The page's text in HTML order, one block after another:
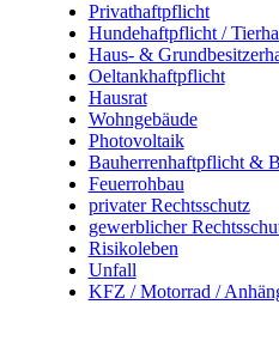
Privathaftpflicht
Hundehaftpflicht /
Haus- &
Oeltankhaftpflicht
Hausrat
Wohngebäude
Photovoltaik
Bauherrenhaftpflicht &
Feuerrohbau
privater Rechtsschutz
gewerblicher
Risikoleben
Unfall
KFZ / Motorrad /